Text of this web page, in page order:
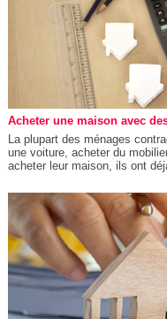
Acheter une maison avec
La plupart des ménages
une voiture, acheter du
acheter leur maison, ils ont